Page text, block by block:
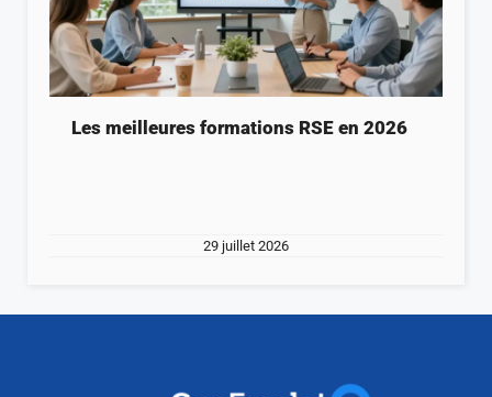
Les meilleures formations RSE en 2026
29 juillet 2026